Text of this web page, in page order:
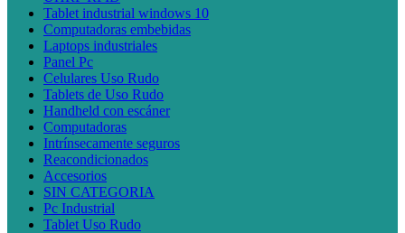
Tablet industrial windows 10
Computadoras embebidas
Laptops industriales
Panel Pc
Celulares Uso Rudo
Tablets de Uso Rudo
Handheld con escáner
Computadoras
Intrínsecamente seguros
Reacondicionados
Accesorios
SIN CATEGORIA
Pc Industrial
Tablet Uso Rudo